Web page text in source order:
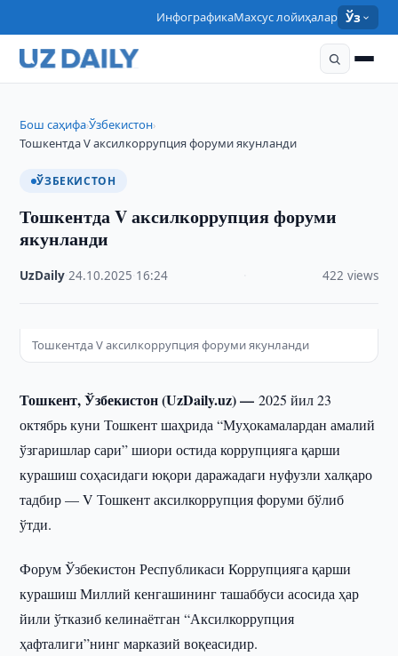
ИнфографикаМахсус лойиҳалар Ўз
Бош саҳифа›Ўзбекистон›
Тошкентда V аксилкоррупция форуми якунланди
ЎЗБЕКИСТОН
Тошкентда V аксилкоррупция форуми
якунланди
UzDaily ·24.10.2025 16:24 422 views
Тошкентда V аксилкоррупция форуми якунланди
Тошкент, Ўзбекистон (UzDaily.uz) —2025 йил 23
октябрь куни Тошкент шаҳрида “Муҳокамалардан амалий
ўзгаришлар сари” шиори остида коррупцияга қарши
курашиш соҳасидаги юқори даражадаги нуфузли халқаро
тадбир — V Тошкент аксилкоррупция форуми бўлиб
ўтди.
Форум Ўзбекистон Республикаси Коррупцияга қарши
курашиш Миллий кенгашининг ташаббуси асосида ҳар
йили ўтказиб келинаётган “Аксилкоррупция
ҳафталиги”нинг марказий воқеасидир.